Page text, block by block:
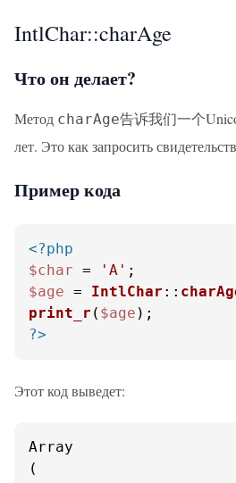
IntlChar::charAge
Что он делает?
Метод charAge告诉我们一个
лет. Это как запросить
Пример кода
<?php
$char = 'A'
$age = IntlChar ::
print_r ( $age
?>
Этот код выведет:
Array
(